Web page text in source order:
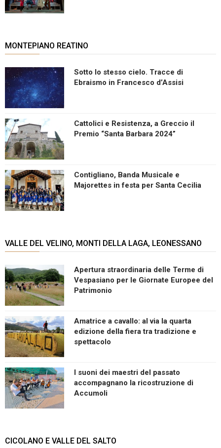
MONTEPIANO REATINO
Sotto lo stesso cielo. Tracce di
Ebraismo in Francesco d’Assisi
Cattolici e Resistenza, a Greccio il
Premio “Santa Barbara 2024”
Contigliano, Banda Musicale e
Majorettes in festa per Santa Cecilia
VALLE DEL VELINO, MONTI DELLA LAGA, LEONESSANO
Apertura straordinaria delle Terme di
Vespasiano per le Giornate Europee del
Patrimonio
Amatrice a cavallo: al via la quarta
edizione della fiera tra tradizione e
spettacolo
I suoni dei maestri del passato
accompagnano la ricostruzione di
Accumoli
CICOLANO E VALLE DEL SALTO